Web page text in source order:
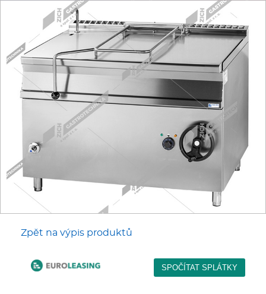
Fritézy
Pánve
Gastronádoby
PIZZA technologie
Prostředky-Změkčovače
Chlazení
Zpět na výpis produktů